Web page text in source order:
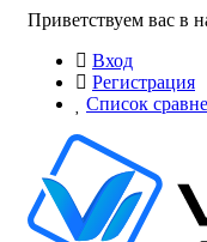
Приветствуем вас в
Вход
Регистрация
Список